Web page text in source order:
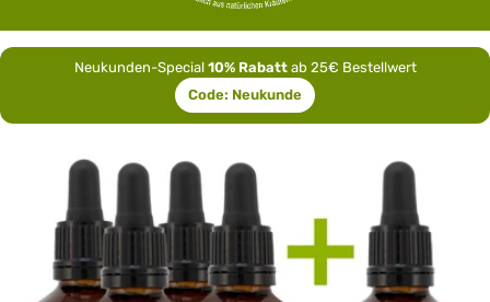
Neukunden-Special 10% Rabattab 25€ Bestellwert
Code: Neukunde